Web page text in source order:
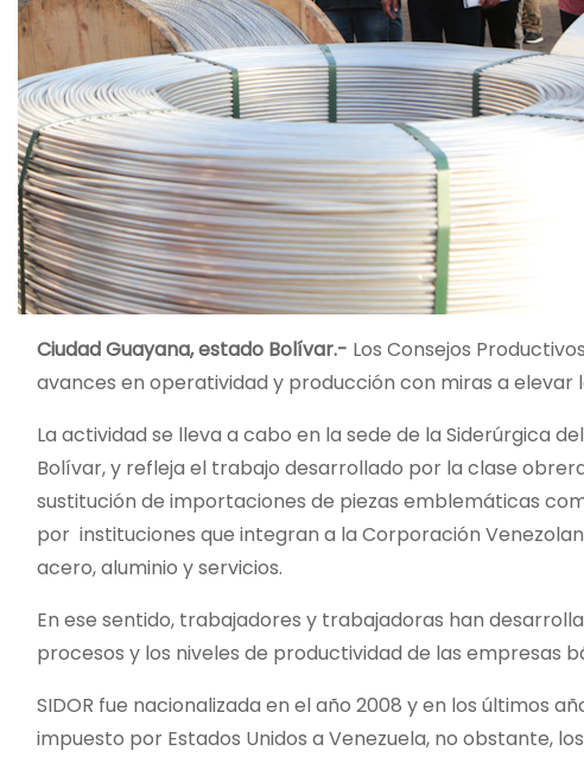
Ciudad Guayana, estado Bolívar.- Los Consejos
avances en operatividad y producción con miras a elevar
‌La actividad se lleva a cabo en la sede de la Siderúrgica
Bolívar, y refleja el trabajo desarrollado por la clase
sustitución de importaciones de piezas emblemáticas
por instituciones que integran a la Corporación
acero, aluminio y servicios.
En ese sentido, trabajadores y trabajadoras han
procesos y los niveles de productividad de las empresas
SIDOR fue nacionalizada en el año 2008 y en los últimos
impuesto por Estados Unidos a Venezuela, no obstante,